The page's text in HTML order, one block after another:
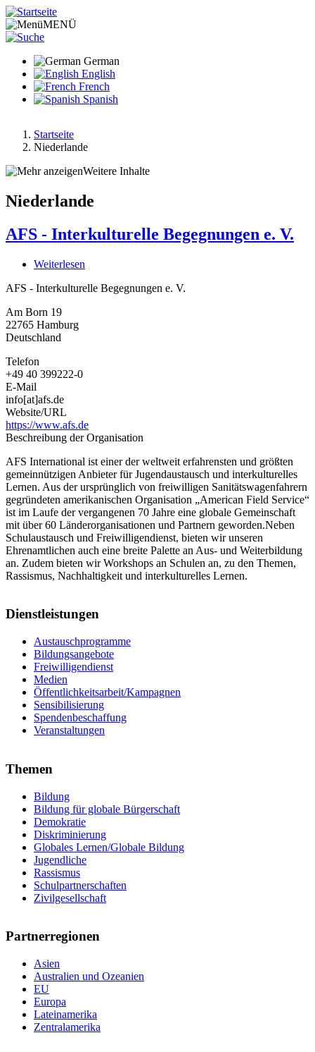
Direkt
zum
Inhalt
MENÜ
German
English
French
Spanish
Pfadnavigation
Startseite
Niederlande
Weitere Inhalte
Niederlande
AFS - Interkulturelle Begegnungen e. V.
Weiterlesen
-
AFS - Interkulturelle Begegnungen e. V.
Am Born 19
22765 Hamburg
Deutschland
Telefon
+49 40 399222-0
E-Mail
info[at]afs.de
Website/URL
https://www.afs.de
Beschreibung der Organisation
AFS International ist einer der weltweit erfahrensten und größten
gemeinnützigen Anbieter für Jugendaustausch und interkulturelles
Lernen. Aus der ursprünglich von freiwilligen Sanitätswagenfahrern
gegründeten amerikanischen Organisation „American Field Service“
ist im Laufe der vergangenen 70 Jahre eine globale Gemeinschaft
mit über 60 Länderorganisationen und Partnern geworden.Neben
Schulaustausch und Freiwilligendienst, bieten wir unseren
Ehrenamtlichen auch eine breite Palette an Aus- und Weiterbildung
an. Zudem bieten wir Workshops an Schulen an, zu den Themen,
Rassismus, Nachhaltigkeit und interkulturelles Lernen.
Dienstleistungen
Austauschprogramme
Bildungsangebote
Freiwilligendienst
Medien
Öffentlichkeitsarbeit/Kampagnen
Sensibilisierung
Spendenbeschaffung
Veranstaltungen
Themen
Bildung
Bildung für globale Bürgerschaft
Demokratie
Diskriminierung
Globales Lernen/Globale Bildung
Jugendliche
Rassismus
Schulpartnerschaften
Zivilgesellschaft
Partnerregionen
Asien
Australien und Ozeanien
EU
Europa
Lateinamerika
Zentralamerika